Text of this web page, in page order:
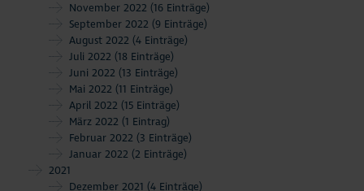
November 2022 (16 Einträge)
September 2022 (9 Einträge)
August 2022 (4 Einträge)
Juli 2022 (18 Einträge)
Juni 2022 (13 Einträge)
Mai 2022 (11 Einträge)
April 2022 (15 Einträge)
März 2022 (1 Eintrag)
Februar 2022 (3 Einträge)
Januar 2022 (2 Einträge)
2021
Dezember 2021 (4 Einträge)